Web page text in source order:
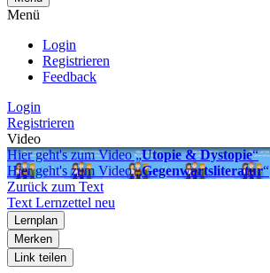
Menü
Login
Registrieren
Feedback
Login
Registrieren
Video
Hier geht's zum Video „Utopie & Dystopie“
Hier geht's zum Video „Gegenwartsliteratur“
Zurück zum Text
Text Lernzettel neu
Lernplan
Merken
Link teilen